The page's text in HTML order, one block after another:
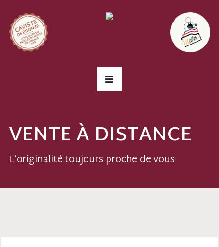
VENTE À DISTANCE
L’originalité toujours proche de vous